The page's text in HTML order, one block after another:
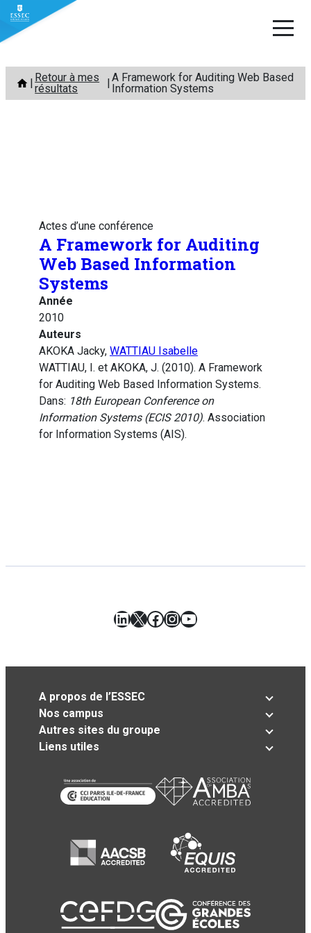
Aller
contenu
Retour à mes
résultats
A Framework for Auditing Web Based
Information Systems
Actes d’une conférence
A Framework for Auditing
Web Based Information
Systems
Année
2010
Auteurs
AKOKA Jacky, WATTIAU Isabelle
WATTIAU, I. et AKOKA, J. (2010). A Framework
for Auditing Web Based Information Systems.
Dans: 18th European Conference on
Information Systems (ECIS 2010). Association
for Information Systems (AIS).
LinkedIn
X Facebook
Instagram
YouTube
A propos de l’ESSEC
Nos campus
Autres sites du groupe
Liens utiles